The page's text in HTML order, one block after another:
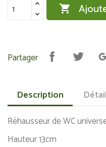

Partager
Description
Réhausseur de WC
Hauteur 13cm